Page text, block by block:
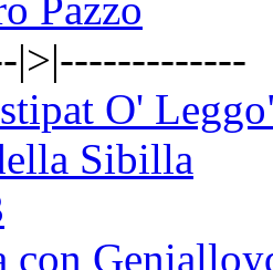
Pazzo
|>|-------------
O'
Sibilla
con